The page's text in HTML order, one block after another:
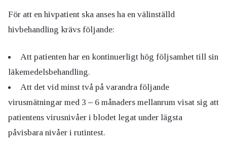
För att en hivpatient ska anses ha en välinställd
hivbehandling krävs följande:
Att patienten har en kontinuerligt hög följsamhet till sin
läkemedelsbehandling.
Att det vid minst två på varandra följande
virusmätningar med 3 ‒ 6 månaders mellanrum visat sig att
patientens virusnivåer i blodet legat under lägsta
påvisbara nivåer i rutintest.